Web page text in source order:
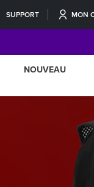
SUPPORT MON
NOUVEAU